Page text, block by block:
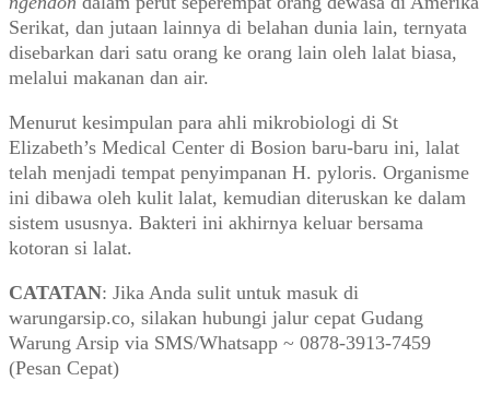
Serikat, dan jutaan lainnya di belahan dunia lain, ternyata
disebarkan dari satu orang ke orang lain oleh lalat biasa,
melalui makanan dan air.
Menurut kesimpulan para ahli mikrobiologi di St
Elizabeth’s Medical Center di Bosion baru-baru ini, lalat
telah menjadi tempat penyimpanan H. pyloris. Organisme
ini dibawa oleh kulit lalat, kemudian diteruskan ke dalam
sistem ususnya. Bakteri ini akhirnya keluar bersama
kotoran si lalat.
CATATAN: Jika Anda sulit untuk masuk di
warungarsip.co, silakan hubungi jalur cepat Gudang
Warung Arsip via SMS/Whatsapp ~ 0878-3913-7459
(Pesan Cepat)